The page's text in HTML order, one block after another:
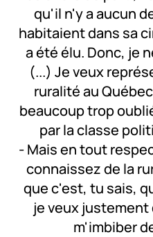
qu'il n'y a aucun
habitaient dans sa
a été élu. Donc, je
(...) Je veux
ruralité au
beaucoup trop
par la classe
- Mais en tout
connaissez de la
que c'est, tu sais,
je veux justement
m'imbiber